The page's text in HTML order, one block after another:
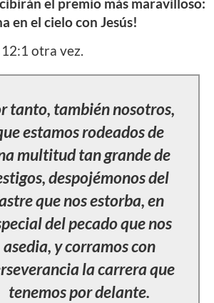
en el cielo con Jesús!
otra vez.
tanto, también nosotros,
estamos rodeados de
multitud tan grande de
despojémonos del
que nos estorba, en
del pecado que nos
asedia, y corramos con
la carrera que
tenemos por delante.